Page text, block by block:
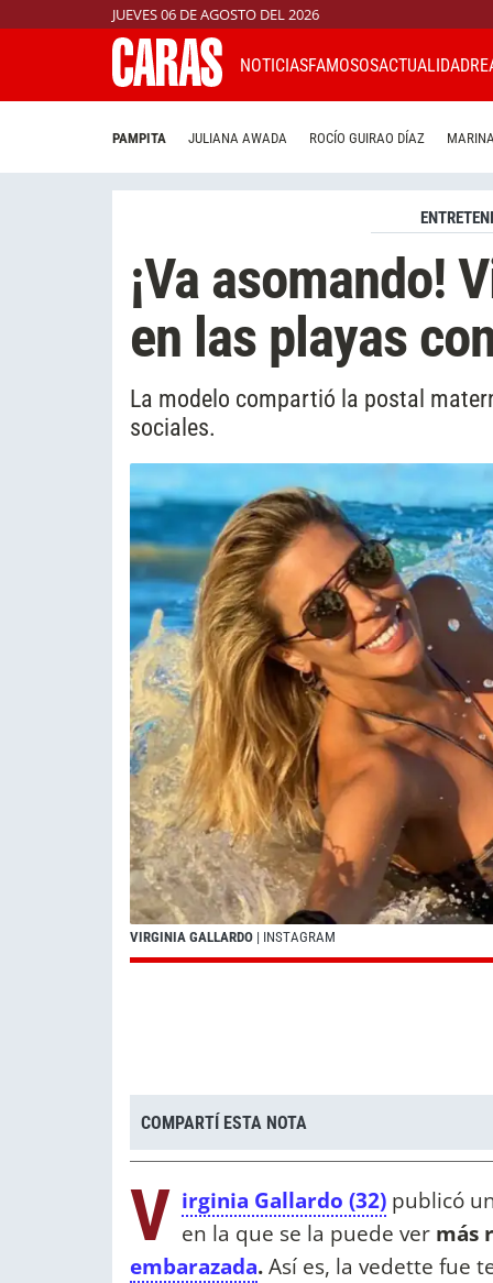
JUEVES 06 DE AGOSTO DEL 2026
NOTICIASFAMOSOSACTUALIDAD
PAMPITA JULIANA AWADA ROCÍO GUIRAO DÍAZ
¡Va asomando!
en las playas
La modelo compartió la postal
sociales.
VIRGINIA GALLARDO | INSTAGRAM
COMPARTÍ ESTA NOTA
V irginia Gallardo (32) publicó
en la que se la puede ver más
embarazada.Así es, la vedette fue